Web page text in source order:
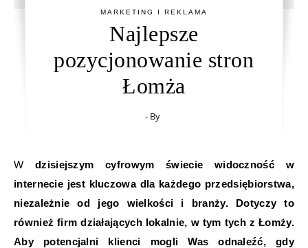
MARKETING I REKLAMA
Najlepsze
pozycjonowanie stron
Łomża
- By
W dzisiejszym cyfrowym świecie widoczność w
internecie jest kluczowa dla każdego przedsiębiorstwa,
niezależnie od jego wielkości i branży. Dotyczy to
również firm działających lokalnie, w tym tych z Łomży.
Aby potencjalni klienci mogli Was odnaleźć, gdy